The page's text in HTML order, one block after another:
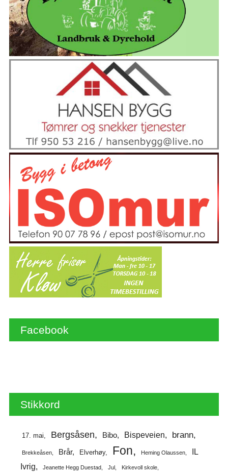
Facebook
Stikkord
17. mai Bergsåsen Bibo Bispeveien brann
Brekkeåsen Brår Elverhøy Fon Heming Olaussen
IL
Ivrig
Jeanette Hegg Duestad Jul Kirkevoll skole